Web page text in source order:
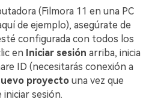
(Filmora 11 en una PC
de ejemplo), asegúrate de
configurada con todos los
en Iniciar sesión arriba, inicia
ID (necesitarás conexión a
proyecto una vez que
sesión.